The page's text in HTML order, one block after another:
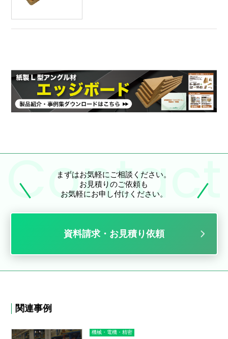
まずはお気軽にご相談ください。
お見積りのご依頼も
お気軽にお申し付けください。
資料請求・お見積り依頼
関連事例
機械・電機・精密